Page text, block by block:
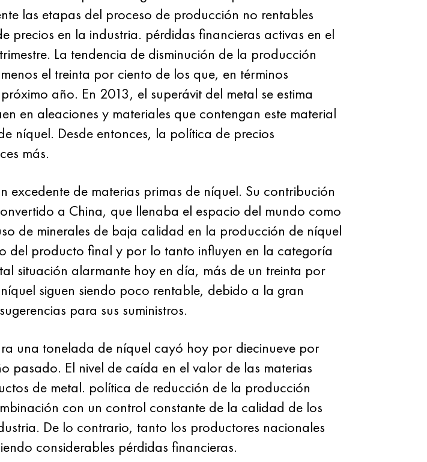
las etapas del proceso de producción no rentables
en la industria. pérdidas financieras activas en el
La tendencia de disminución de la producción
el treinta por ciento de los que, en términos
año. En 2013, el superávit del metal se estima
en aleaciones y materiales que contengan este material
níquel. Desde entonces, la política de precios
más.
de materias primas de níquel. Su contribución
a China, que llenaba el espacio del mundo como
de minerales de baja calidad en la producción de níquel
del producto final y por lo tanto influyen en la categoría
situación alarmante hoy en día, más de un treinta por
siguen siendo poco rentable, debido a la gran
para sus suministros.
una tonelada de níquel cayó hoy por diecinueve por
pasado. El nivel de caída en el valor de las materias
de metal. política de reducción de la producción
con un control constante de la calidad de los
De lo contrario, tanto los productores nacionales
considerables pérdidas financieras.